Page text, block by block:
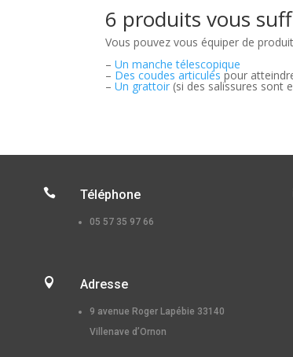
6 produits vous
Vous pouvez vous équiper de
–Un manche télescopique
– Des coudes articulés pour
–Un grattoir (si des salissures sont
 Téléphone
05 57 35 97 66
 Adresse
9 avenue Roger Lapébie 33140
Villenave d’Ornon